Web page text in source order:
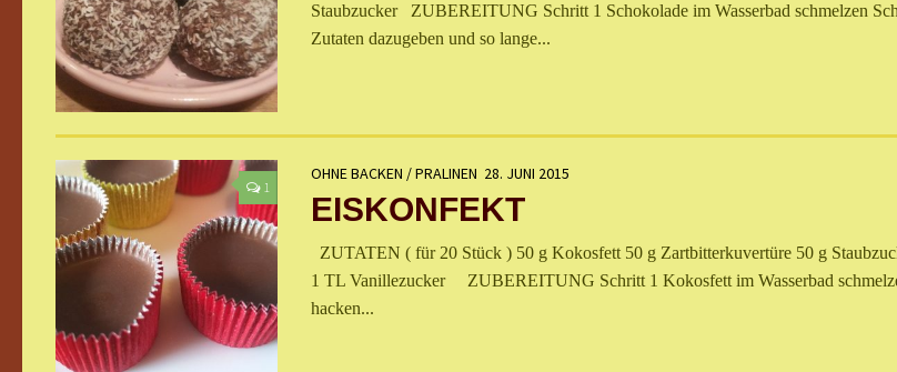
Staubzucker ZUBEREITUNG Schritt 1 Schokolade im Wasserbad schmelzen
Zutaten dazugeben und so lange...
1
OHNE BACKEN /PRALINEN 28. JUNI 2015
EISKONFEKT
ZUTATEN ( für 20 Stück ) 50 g Kokosfett 50 g Zartbitterkuvertüre 50 g
1 TL Vanillezucker ZUBEREITUNG Schritt 1 Kokosfett im Wasserbad
hacken...